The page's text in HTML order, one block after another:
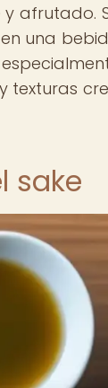
afrutado.
una
texturas
sake